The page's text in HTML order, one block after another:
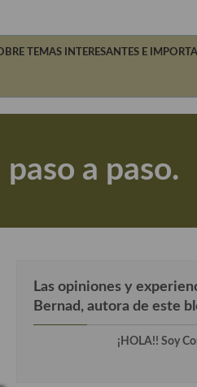
TEMAS INTERESANTES E
a paso.
Las opiniones y
Bernad, autora de este
¡HOLA!! Soy